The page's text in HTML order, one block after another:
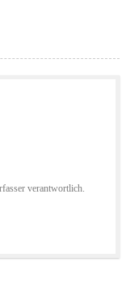
verantwortlich.